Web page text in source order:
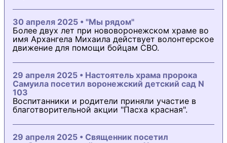
30 апреля 2025 • "Мы рядом"
Более двух лет при нововоронежском храме во
имя Архангела Михаила действует волонтерское
движение для помощи бойцам СВО.
29 апреля 2025 • Настоятель храма пророка
Самуила посетил воронежский детский сад N
103
Воспитанники и родители приняли участие в
благотворительной акции "Пасха красная".
29 апреля 2025 • Священник посетил